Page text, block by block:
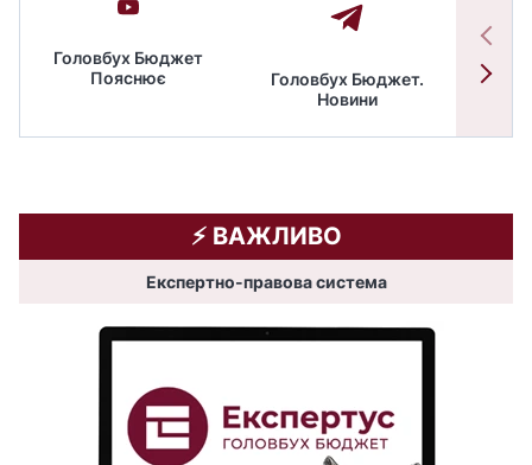
Головбух Бюджет
Пояснює
Головбух Бюджет.
Новини
⚡️ ВАЖЛИВО
Експертно-правова система